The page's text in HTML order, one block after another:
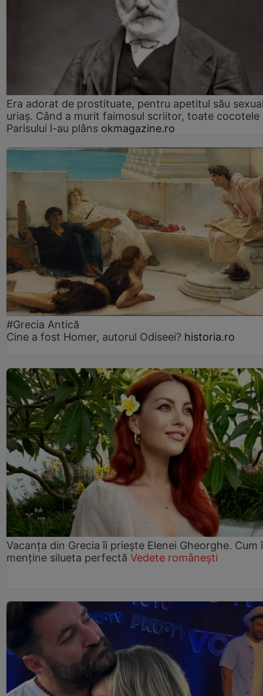
Era adorat de prostituate, pentru apetitul său
uriaș. Când a murit faimosul scriitor, toate cocotele
Parisului l-au plâns okmagazine.ro
#Grecia Antică
Cine a fost Homer, autorul Odiseei? historia.ro
Vacanța din Grecia îi priește Elenei Gheorghe. Cum
menține silueta perfectă Vedete românești